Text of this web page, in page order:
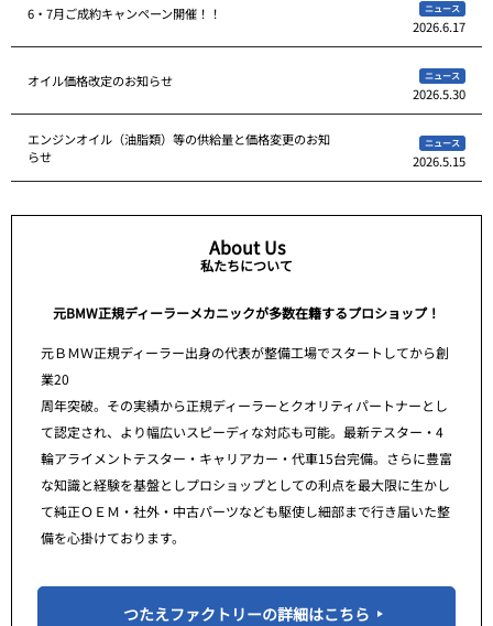
6・7月ご成約キャンペーン開催！！ ニュース
2026.6.17
オイル価格改定のお知らせ ニュース
2026.5.30
エンジンオイル（油脂類）等の供給量と価格変更のお知
らせ
ニュース
2026.5.15
About Us
私たちについて
元BMW正規ディーラーメカニックが多数在籍するプロショップ！
元ＢＭＷ正規ディーラー出身の代表が整備工場でスタートしてから創
業20
周年突破。その実績から正規ディーラーとクオリティパートナーとし
て認定され、より幅広いスピーディな対応も可能。最新テスター・4
輪アライメントテスター・キャリアカー・代車15台完備。さらに豊富
な知識と経験を基盤としプロショップとしての利点を最大限に生かし
て純正ＯＥＭ・社外・中古パーツなども駆使し細部まで行き届いた整
備を心掛けております。
つたえファクトリーの詳細はこちら